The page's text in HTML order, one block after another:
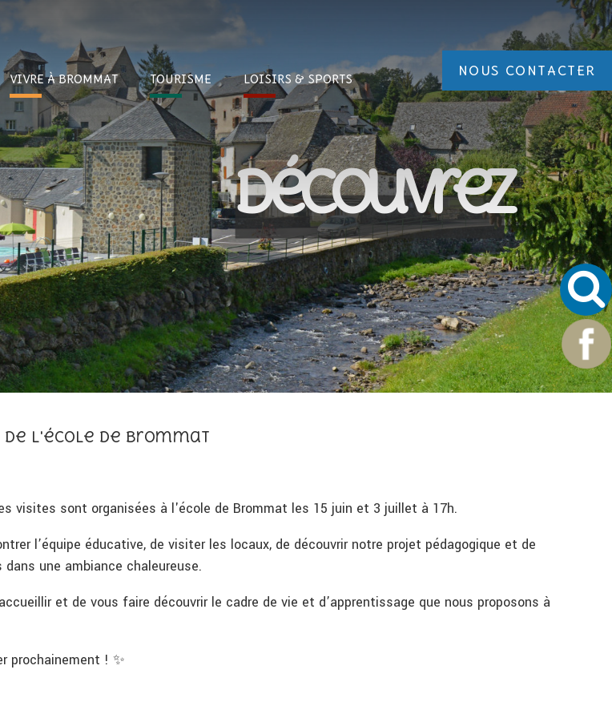
Découvrez
Imaginez
VIVRE ÀBROMMAT TOURISME LOISIRS & SPORTS
NOUS CONTACTER
de l'école de Brommat
visites sont organisées à l'école de Brommat les 15 juin et 3 juillet à 17h.
l’équipe éducative, de visiter les locaux, de découvrir notre projet pédagogique et de
une ambiance chaleureuse.
et de vous faire découvrir le cadre de vie et d’apprentissage que nous proposons à
prochainement ! ✨